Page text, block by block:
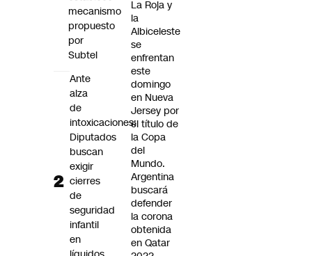
La Roja y
la
Albiceleste
se
enfrentan
este
domingo
en Nueva
Jersey por
el título de
la Copa
del
Mundo.
Argentina
buscará
defender
la corona
obtenida
en Qatar
mecanismo
propuesto
por
Subtel
Ante
alza
de
intoxicaciones:
Diputados
buscan
exigir
cierres
de
seguridad
infantil
en